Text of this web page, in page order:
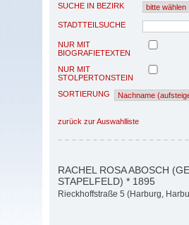
SUCHE IN BEZIRK
STADTTEILSUCHE
NUR MIT
BIOGRAFIETEXTEN
NUR MIT
STOLPERTONSTEIN
SORTIERUNG
zurück zur Auswahlliste
RACHEL ROSA ABOSCH
STAPELFELD) * 1895
Rieckhoffstraße 5 (Harburg,